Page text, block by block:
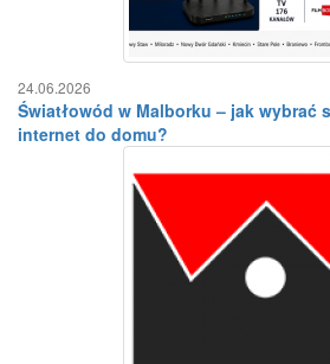
24.06.2026
Światłowód w Malborku – jak wybrać
internet do domu?